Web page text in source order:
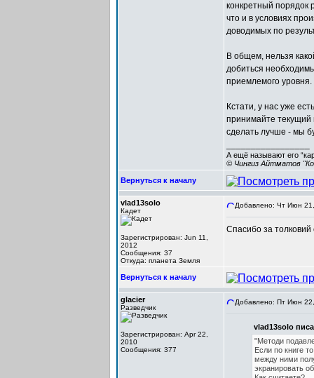
конкретный порядок
что и в условиях
доводимых по
В общем, нельзя
добиться
приемлемого уровня.
Кстати, у нас уже
принимайте
сделать лучше - мы
А ещё называют его
© Чингиз Айтматов
Вернуться к началу
vlad13solo
Кадет
Зарегистрирован: Jun 11,
2012
Сообщения: 37
Откуда: планета Земля
Добавлено: Чт Июн
Спасибо за толковий
Вернуться к началу
glacier
Разведчик
Зарегистрирован: Apr 22,
2010
Сообщения: 377
Добавлено: Пт Июн
vlad13solo
"Методи
Если по книге
между ними
экранировать